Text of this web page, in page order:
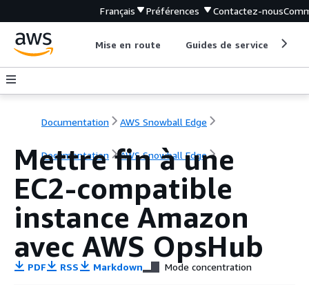
Français Préférences Contactez-nous
Mise en route Guides de service
Documentation AWS Snowball Edge
Documentation AWS Snowball Edge
Mettre fin à une
EC2-compatible
instance Amazon
avec AWS OpsHub
PDF RSS Markdown Mode concentration